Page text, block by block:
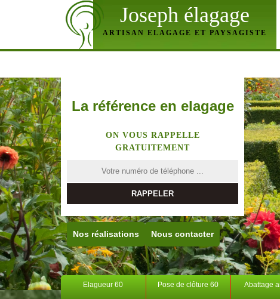
Joseph élagage
ARTISAN ELAGAGE ET PAYSAGISTE
La référence en elagage
ON VOUS RAPPELLE
GRATUITEMENT
Nos réalisations Nous contacter
Elagueur 60 Pose de clôture 60 Abattage